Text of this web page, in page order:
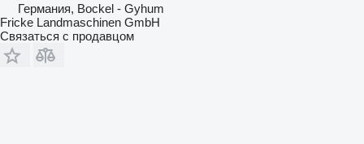
Германия, Bockel - Gyhum
Fricke Landmaschinen GmbH
Связаться с продавцом